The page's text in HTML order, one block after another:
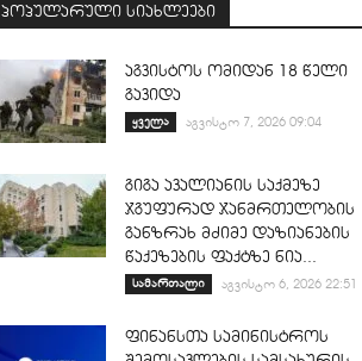
პოპულარული სიახლეები
აგვისტოს ომიდან 18 წელი
გავიდა
ყველა აგვისტო 7, 2026 09:04
გიგა ავალიანის საქმეზე
ჯგუფურად ჯანმრთელობის
განზრახ მძიმე დაზიანების
წაქეზების ფაქტზე ნია...
სამართალი აგვისტო 6, 2026 22:51
ფინანსთა სამინისტროს